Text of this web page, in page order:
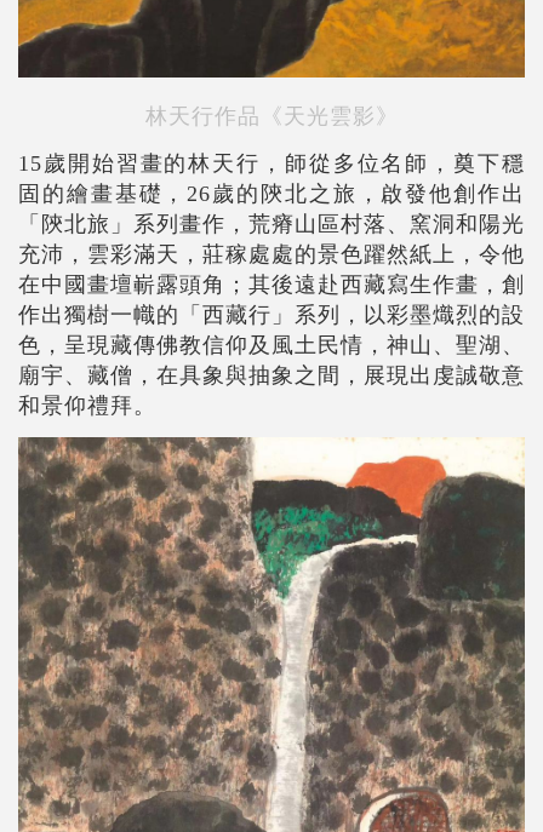
林天行作品《天光雲影》
15歲開始習畫的林天行，師從多位名師，奠下穩
固的繪畫基礎，26歲的陝北之旅，啟發他創作出
「陝北旅」系列畫作，荒瘠山區村落、窯洞和陽光
充沛，雲彩滿天，莊稼處處的景色躍然紙上，令他
在中國畫壇嶄露頭角；其後遠赴西藏寫生作畫，創
作出獨樹一幟的「西藏行」系列，以彩墨熾烈的設
色，呈現藏傳佛教信仰及風土民情，神山、聖湖、
廟宇、藏僧，在具象與抽象之間，展現出虔誠敬意
和景仰禮拜。